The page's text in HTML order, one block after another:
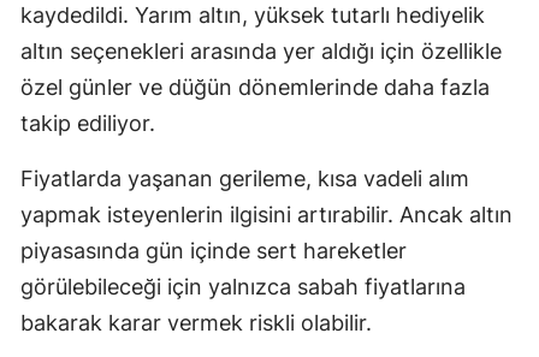
kaydedildi. Yarım altın, yüksek tutarlı hediyelik
altın seçenekleri arasında yer aldığı için özellikle
özel günler ve düğün dönemlerinde daha fazla
takip ediliyor.
Fiyatlarda yaşanan gerileme, kısa vadeli alım
yapmak isteyenlerin ilgisini artırabilir. Ancak altın
piyasasında gün içinde sert hareketler
görülebileceği için yalnızca sabah fiyatlarına
bakarak karar vermek riskli olabilir.